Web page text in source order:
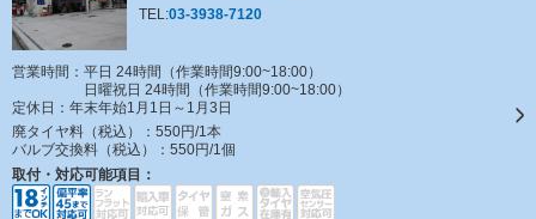
TEL:03-3938-7120
営業時間：平日 24時間（作業時間9:00~18:00）
日曜祝日 24時間（作業時間9:00~18:00）
定休日： 年末年始1月1日～1月3日
廃タイヤ料（税込）： 550円/1本
バルブ交換料（税込）： 550円/1個
取付・対応可能項目：